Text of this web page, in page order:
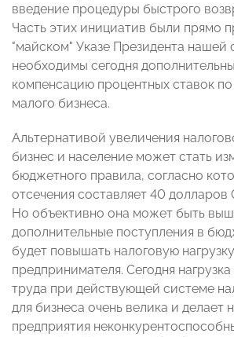
введение процедуры быстрого
Часть этих инициатив были прямо
"майском" Указе Президента нашей
необходимы сегодня
компенсацию процентных ставок
малого бизнеса.
Альтернативой увеличения
бизнес и население может стать
бюджетного правила, согласно
отсечения составляет 40
Но объективно она может быть
дополнительные поступления в
будет повышать налоговую
предпринимателя. Сегодня
труда при действующей системе
для бизнеса очень велика и делает
предприятия